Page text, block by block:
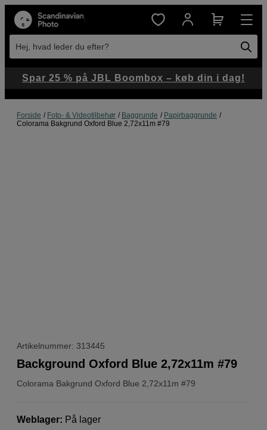
Hej, hvad leder du efter?
Forside Foto- & Videotilbehør Baggrunde
Papirbaggrunde
Colorama Bakgrund Oxford Blue 2,72x11m #79
Artikelnummer: 313445
Colorama Bakgrund Oxford Blue 2,72x11m #79
Background Oxford Blue 2,72x11m #79
Weblager: På lager
Spar 25 % på JBL Boombox – køb din i dag!